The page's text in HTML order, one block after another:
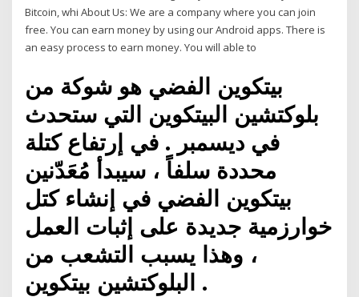
Bitcoin, whi About Us: We are a company where you can join
free. You can earn money by using our Android apps. There is
an easy process to earn money. You will able to
بيتكوين الفضي هو شوكة من
بلوكتشين البيتكوين التي ستحدث
في ديسمبر . في إرتفاع كتلة
محددة سلفاً ، سيبدأ مُعَدّنين
بيتكوين الفضي في إنشاء كتل
خوارزمية جديدة على إثبات العمل
، وهذا يسبب التشعب من
البلوكتشين بيتكوين .